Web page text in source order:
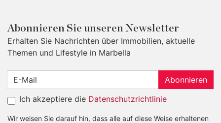
Abonnieren Sie unseren Newsletter
Erhalten Sie Nachrichten über Immobilien, aktuelle
Themen und Lifestyle in Marbella
Abonnieren
Ich akzeptiere die Datenschutzrichtlinie
Wir weisen Sie darauf hin, dass alle auf diese Weise erhaltenen